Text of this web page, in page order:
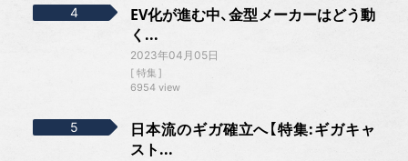
EV化が進む中、金型メーカーはどう動
く...
2023年04月05日
特集
6954 view
日本流のギガ確立へ【特集:ギガキャ
スト...